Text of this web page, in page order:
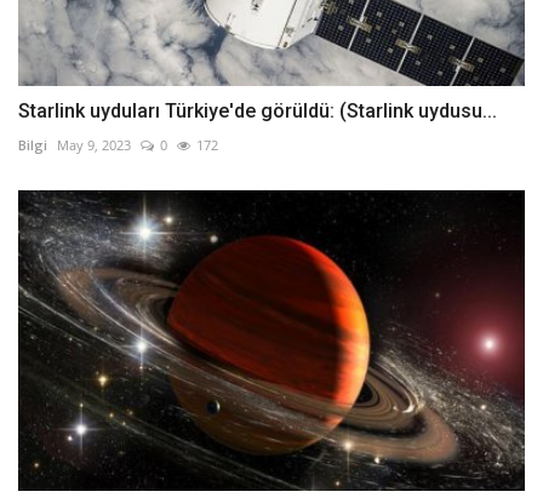
Starlink uyduları Türkiye'de görüldü: (Starlink uydusu...
Bilgi May 9, 2023 0 172